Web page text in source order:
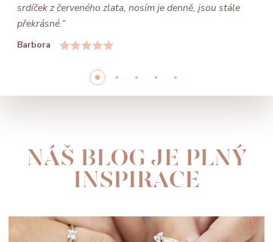
srdíček z červeného zlata, nosím je denně, jsou stále
překrásné.”
Barbora
NÁŠ BLOG JE PLNÝ
INSPIRACE